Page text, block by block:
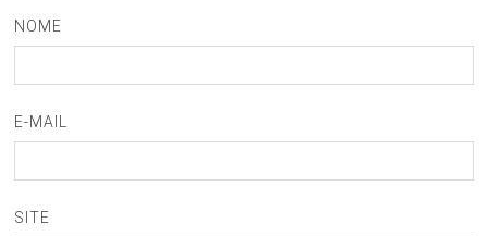
NOME
E-MAIL
SITE